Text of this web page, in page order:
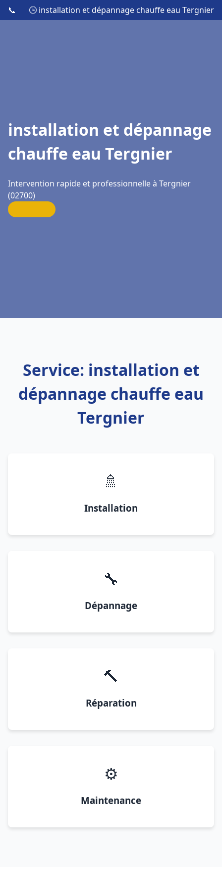
📞 🕒 installation et dépannage chauffe eau Tergnier
installation et dépannage
chauffe eau Tergnier
Intervention rapide et professionnelle à Tergnier
(02700)
Service: installation et
dépannage chauffe eau
Tergnier
🚿
Installation
🔧
Dépannage
🔨
Réparation
⚙️
Maintenance